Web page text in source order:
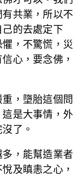
共業，所以不
的去處定下
，不驚慌，災
心，要念佛，
，墮胎這個問
是大事情，外
了。
，能幫造業者
及瞋恚之心，